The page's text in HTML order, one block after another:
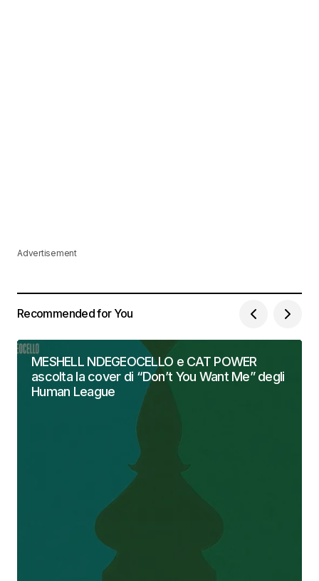
Advertisement
Recommended for You
MESHELL NDEGEOCELLO e CAT POWER
ascolta la cover di “Don’t You Want Me” degli
Human League